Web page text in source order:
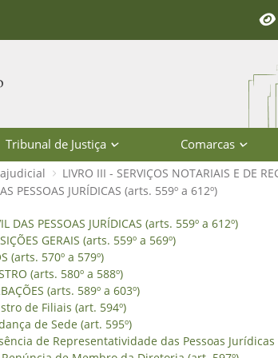
Tribunal de Justiça Comarcas
LIVRO III - SERVIÇOS NOTARIAIS E DE
PESSOAS JURÍDICAS (arts. 559º a 612º)
DAS PESSOAS
DAS PESSOAS JURÍDICAS (arts. 559º a 612º)
GERAIS (arts. 559º a 569º)
(arts. 570º a 579º)
(arts. 580º a 588º)
(arts. 589º a 603º)
de Filiais (art. 594º)
de Sede (art. 595º)
de Representatividade das Pessoas Jurídicas